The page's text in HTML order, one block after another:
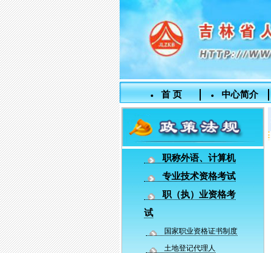
首 页 中心简介
职称外语、计算机
专业技术资格考试
职（执）业资格考
试
国家职业资格证书制度
土地登记代理人